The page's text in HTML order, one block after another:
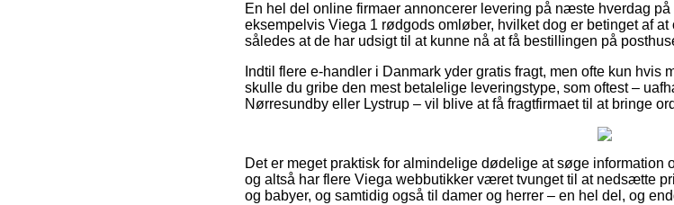
En hel del online firmaer annoncerer levering på næste hverdag
eksempelvis Viega 1 rødgods omløber, hvilket dog er betinget af
således at de har udsigt til at kunne nå at få bestillingen på
Indtil flere e-handler i Danmark yder gratis fragt, men ofte kun hvis
skulle du gribe den mest betalelige leveringstype, som oftest –
Nørresundby eller Lystrup – vil blive at få fragtfirmaet til at bringe
Det er meget praktisk for almindelige dødelige at søge information
og altså har flere Viega webbutikker været tvunget til at nedsætte
og babyer, og samtidig også til damer og herrer – en hel del, og